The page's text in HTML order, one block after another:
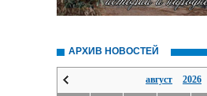
АРХИВ НОВОСТЕЙ
август 2026